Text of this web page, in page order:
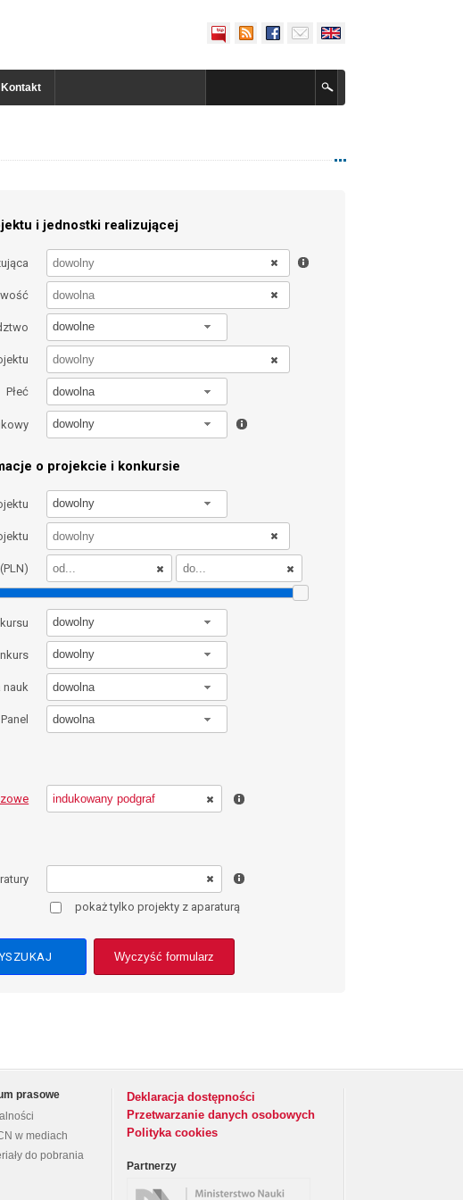
Kontakt
i jednostki realizującej
dowolne
Płeć dowolna
dowolny
o projekcie i konkursie
dowolny
dowolny
dowolny
nauk dowolna
Panel dowolna
pokaż tylko projekty z aparaturą
Wyczyść formularz
prasowe
w mediach
do pobrania
Deklaracja dostępności
Przetwarzanie danych osobowych
Polityka cookies
Partnerzy